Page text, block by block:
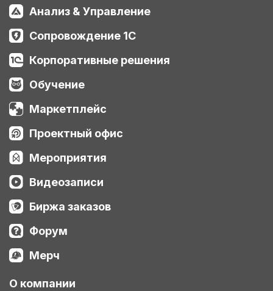
Анализ & Управление
Сопровождение 1С
Корпоративные решения
Обучение
Маркетплейс
Проектный офис
Мероприятия
Видеозаписи
Биржа заказов
Форум
Мерч
О компании